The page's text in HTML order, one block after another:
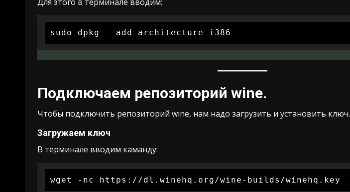
sudo dpkg --add-architecture i386
Подключаем репозиторий wine.
Чтобы подключить репозиторий wine, нам надо загрузить и установить ключ.
Загружаем ключ
В терминале вводим каманду:
wget -nc https://dl.winehq.org/wine-builds/winehq.key